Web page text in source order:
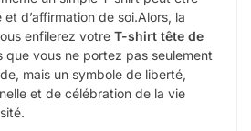
d’affirmation de soi.Alors, la
enfilerez votre T-shirt tête de
que vous ne portez pas seulement
mais un symbole de liberté,
et de célébration de la vie